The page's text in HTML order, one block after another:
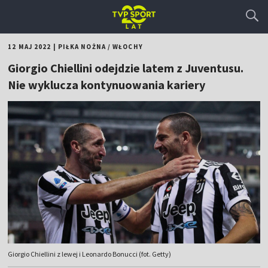
12 MAJ 2022 PIŁKA NOŻNA/WŁOCHY
Giorgio Chiellini odejdzie latem z Juventusu.
Nie wyklucza kontynuowania kariery
Giorgio Chiellini z lewej i Leonardo Bonucci (fot. Getty)